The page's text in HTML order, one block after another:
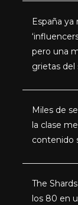
España ya
pero una
grietas del
Miles de
la clase
contenido
The
los 80 en